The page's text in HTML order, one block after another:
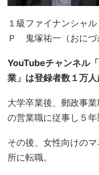
１級ファイナンシャ
Ｐ 鬼塚祐一（おにづ
YouTubeチャンネル
業」は登録者数１万人
大学卒業後、郵政事
の営業職に従事し５年
その後、女性向けの
所に転職。